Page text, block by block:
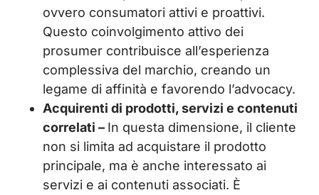
ovvero consumatori attivi e proattivi.
Questo coinvolgimento attivo dei
prosumer contribuisce all’esperienza
complessiva del marchio, creando un
legame di affinità e favorendo l’advocacy.
Acquirenti di prodotti, servizi e contenuti
correlati – In questa dimensione, il cliente
non si limita ad acquistare il prodotto
principale, ma è anche interessato ai
servizi e ai contenuti associati. È